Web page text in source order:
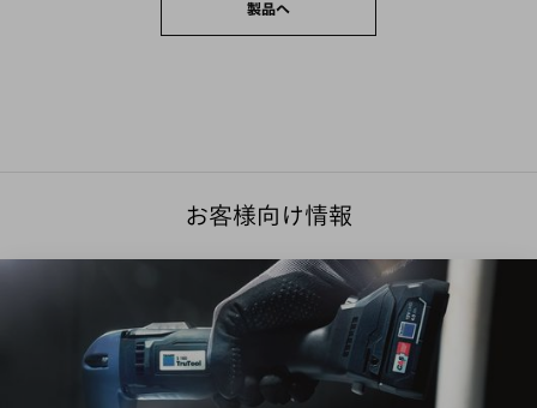
製品へ
お客様向け情報